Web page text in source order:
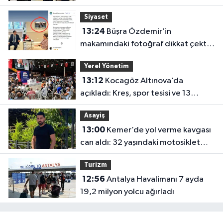
bağış
Siyaset
13:24
makamındaki fotoğraf dikkat çekti:
Özgür Özel ve Muhittin Böcek!
Yerel Yönetim
13:12
açıkladı: Kreş, spor tesisi ve 13
dönümlük park geliyor
Asayiş
13:00Kemer’de yol verme kavgası
can aldı: 32 yaşındaki motosiklet
tamircisi öldü
Turizm
12:56
19,2 milyon yolcu ağırladı